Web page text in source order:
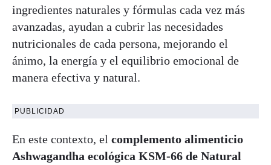
ingredientes naturales y fórmulas cada vez más
avanzadas, ayudan a cubrir las necesidades
nutricionales de cada persona, mejorando el
ánimo, la energía y el equilibrio emocional de
manera efectiva y natural.
PUBLICIDAD
En este contexto, el complemento alimenticio
Ashwagandha ecológica KSM-66 de Natural